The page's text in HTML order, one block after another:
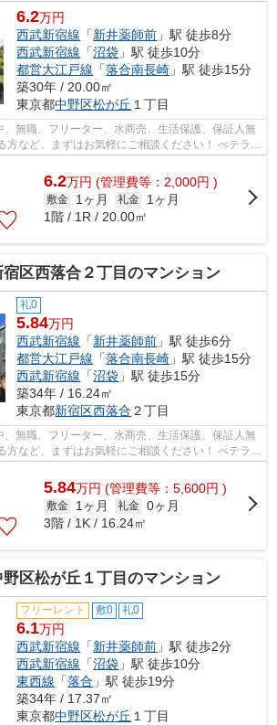
6.2万円
西武新宿線 「新井薬師前 」駅 徒歩8分
西武新宿線 「沼袋 」駅 徒歩10分
都営大江戸線 「落合南長崎 」駅 徒歩15分
築30年 / 20.00㎡
東京都中野区松が丘 １丁目
、無職、フリーター、水商売、生活保護、保証人無
方など、まずはお気軽にご相談ください！ べテラン
のでご希望...
6.2万円 (管理費等：2,000円 )
敷金 1ヶ月 礼金
1ヶ月
1階 / 1R / 20.00㎡
宿区西落合２丁目のマンション
礼0
5.84万円
西武新宿線 「新井薬師前 」駅 徒歩6分
都営大江戸線 「落合南長崎 」駅 徒歩15分
西武新宿線 「沼袋 」駅 徒歩15分
築34年 / 16.24㎡
東京都新宿区西落合 ２丁目
、無職、フリーター、水商売、生活保護、保証人無
方など、まずはお気軽にご相談ください！ べテラン
のでご希望...
5.84万円 (管理費等：5,600円 )
敷金 1ヶ月 礼金 0ヶ月
3階 / 1K / 16.24㎡
野区松が丘１丁目のマンション
フリーレント 敷0 礼0
6.1万円
西武新宿線 「新井薬師前 」駅 徒歩2分
西武新宿線 「沼袋 」駅 徒歩10分
東西線 「落合 」駅 徒歩19分
築34年 / 17.37㎡
東京都中野区松が丘 １丁目